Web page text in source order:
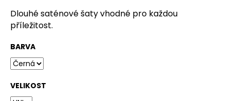
hvězdiček.
Dlouhé saténové šaty vhodné pro každou
příležitost.
BARVA
VELIKOST
u
č
u
j
e
m